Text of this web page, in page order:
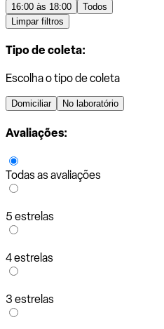
16:00 às 18:00
Todos
Limpar filtros
Tipo de coleta:
Escolha o tipo de coleta
Domiciliar No laboratório
Avaliações:
Todas as avaliações
5 estrelas
4 estrelas
3 estrelas